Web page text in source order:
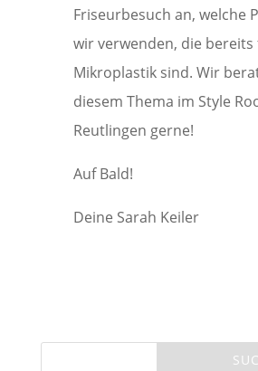
Friseurbesuch an, welche
wir verwenden, die bereits
Mikroplastik sind. Wir
diesem Thema im Style
Reutlingen gerne!
Auf Bald!
Deine Sarah Keiler